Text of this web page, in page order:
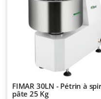
FIMAR 30LN - Pétrin à
pâte 25 Kg